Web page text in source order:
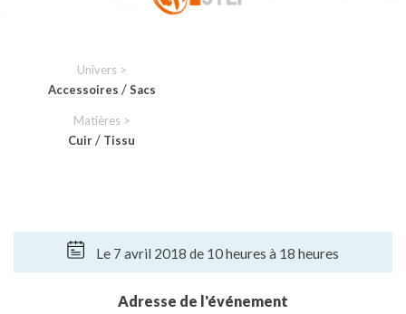
Le 7 avril 2018 de 10 heures à 18 heures
Adresse de l'événement
Univers >
Accessoires /Sacs
Matières >
Cuir / Tissu